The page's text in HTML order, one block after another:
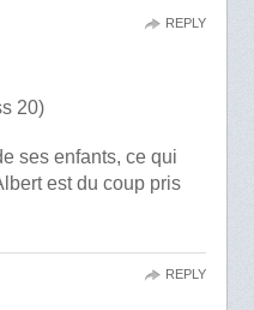
20)
ses enfants, ce qui
est du coup pris
REPLY
REPLY